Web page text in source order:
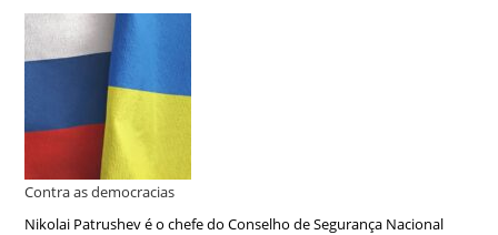
Contra as democracias
Nikolai Patrushev é o chefe do Conselho de Segurança Nacional